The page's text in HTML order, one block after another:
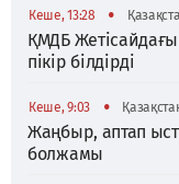
Кеше, 13:28 •
ҚМДБ
пікір білдірді
Кеше, 9:03 •
Жаңбыр, аптап
болжамы